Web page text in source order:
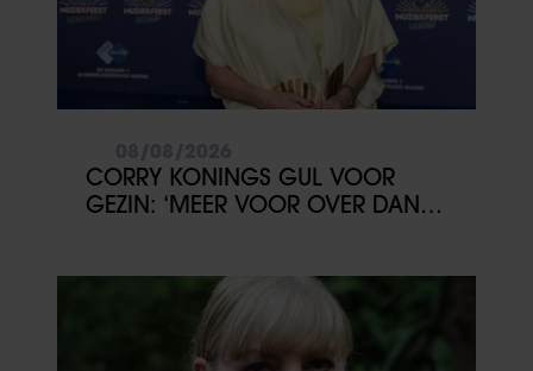
CORRY KONINGS GUL VOOR
GEZIN: ‘MEER VOOR OVER DAN